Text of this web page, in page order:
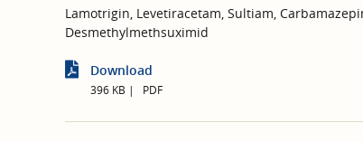
Lamotrigin, Levetiracetam, Sultiam,
Desmethylmethsuximid
Download
396 KB PDF